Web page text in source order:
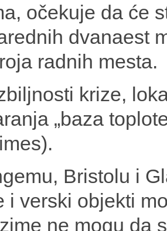
očekuje da će
dvanaest
radnih mesta.
krize,
„baza
Bristolu i
i verski objekti
ne mogu da